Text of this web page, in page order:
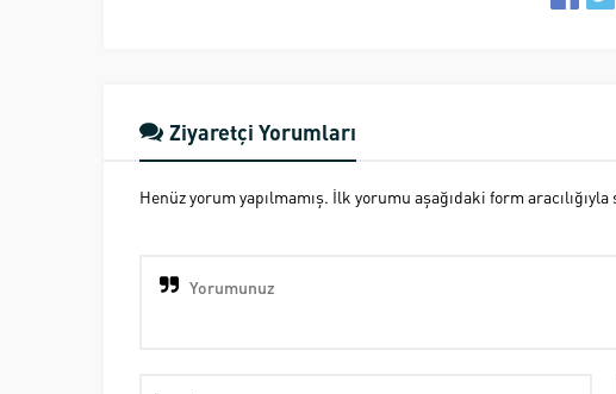
Ziyaretçi Yorumları
Henüz yorum yapılmamış. İlk yorumu aşağıdaki form